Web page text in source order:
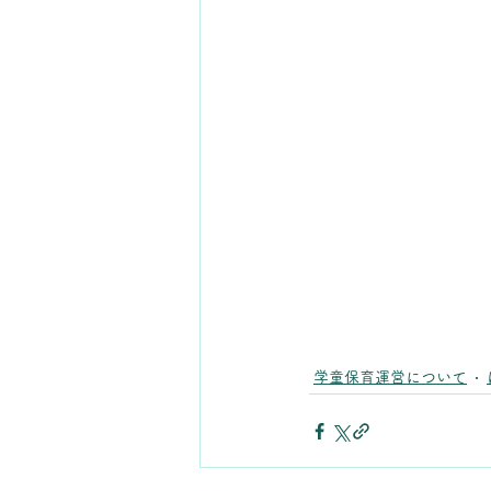
学童保育運営について